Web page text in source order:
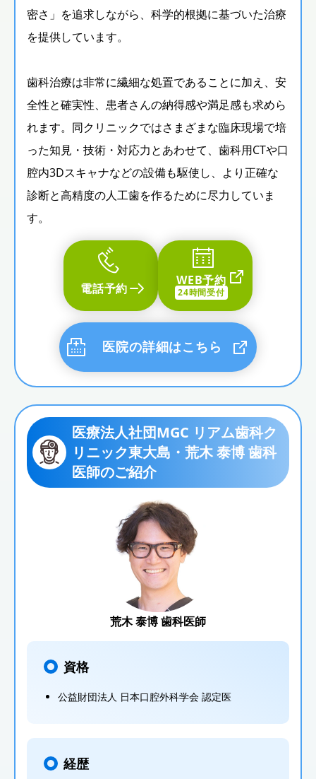
密さ」を追求しながら、科学的根拠に基づいた治療
を提供しています。
歯科治療は非常に繊細な処置であることに加え、安
全性と確実性、患者さんの納得感や満足感も求めら
れます。同クリニックではさまざまな臨床現場で培
った知見・技術・対応力とあわせて、歯科用CTや口
腔内3Dスキャナなどの設備も駆使し、より正確な
診断と高精度の人工歯を作るために尽力していま
す。
電話予約
WEB予約
24時間受付
医院の詳細はこちら
医療法人社団MGC リアム歯科ク
リニック東大島・荒木 泰博 歯科
医師のご紹介
荒木 泰博 歯科医師
資格
公益財団法人 日本口腔外科学会 認定医
経歴